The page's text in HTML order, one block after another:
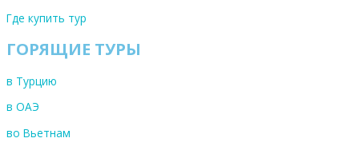
Где купить тур
ГОРЯЩИЕ ТУРЫ
в Турцию
в ОАЭ
во Вьетнам